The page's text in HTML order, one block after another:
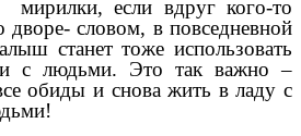
если вдруг кого-то
дворе- словом, в повседневной
станет тоже использовать
с людьми. Это так важно –
обиды и снова жить в ладу с